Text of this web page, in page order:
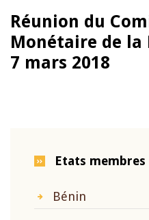
Réunion du
Monétaire de la
7 mars 2018
Etats membres
Bénin